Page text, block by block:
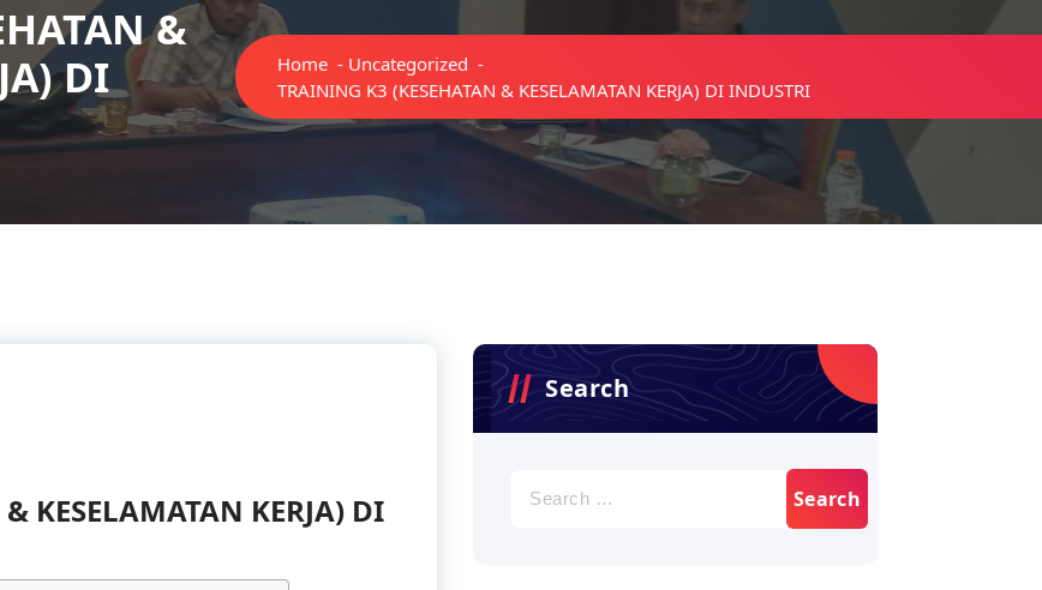
&
DI
Home - Uncategorized -
TRAINING K3 (KESEHATAN & KESELAMATAN KERJA) DI INDUSTRI
KESELAMATAN KERJA) DI
Search
for: